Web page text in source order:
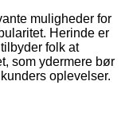
muligheder for
Herinde er
folk at
som ydermere bør
oplevelser.